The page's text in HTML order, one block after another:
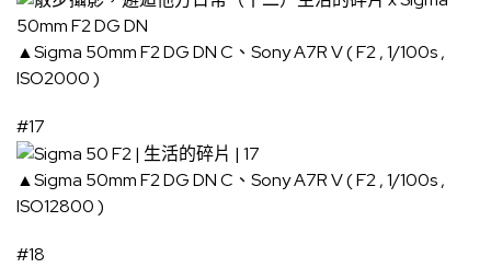
▲Sigma 50mm F2 DG DN C、Sony A7R V ( F2 , 1/100s ,
ISO2000 )
#17
▲Sigma 50mm F2 DG DN C、Sony A7R V ( F2 , 1/100s ,
ISO12800 )
#18